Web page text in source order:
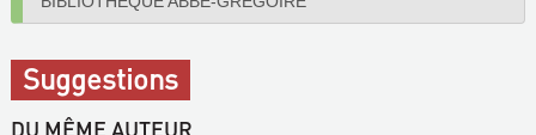
Suggestions
DU MÊME AUTEUR